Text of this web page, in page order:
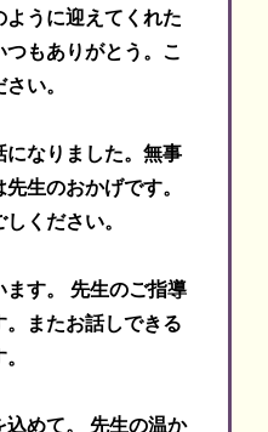
ように迎えてくれた
もありがとう。こ
い。
になりました。無事
生のおかげです。
ください。
す。 先生のご指導
。またお話しできる
込めて。 先生の温か